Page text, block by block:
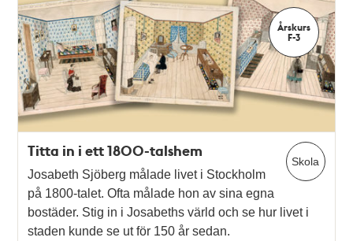
Årskurs
F-3
Skola
Titta in i ett 1800-talshem
Josabeth Sjöberg målade livet i Stockholm
på 1800-talet. Ofta målade hon av sina egna
bostäder. Stig in i Josabeths värld och se hur livet i
staden kunde se ut för 150 år sedan.